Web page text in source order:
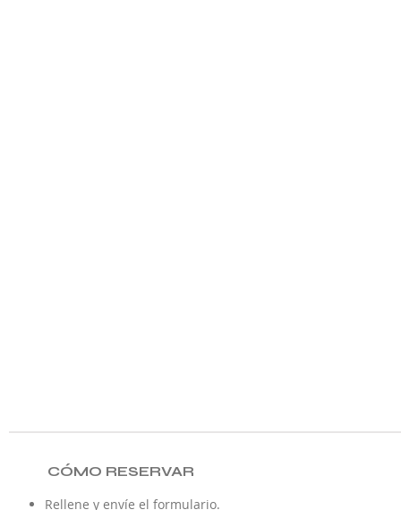
CÓMO RESERVAR
Rellene y envíe el formulario.